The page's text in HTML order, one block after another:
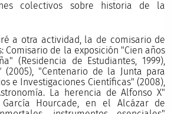
colectivos sobre historia de la
a otra actividad, la de comisario de
Comisario de la exposición "Cien años
(Residencia de Estudiantes, 1999),
(2005), "Centenario de la Junta para
e Investigaciones Científicas" (2008),
La herencia de Alfonso X"
Hourcade, en el Alcázar de